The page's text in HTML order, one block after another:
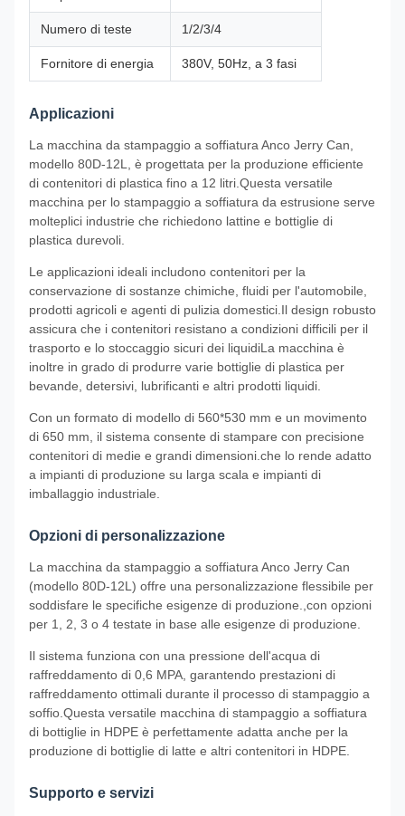
Numero di teste 1/2/3/4
Fornitore di energia 380V, 50Hz, a 3 fasi
Applicazioni
La macchina da stampaggio a soffiatura Anco Jerry Can,
modello 80D-12L, è progettata per la produzione efficiente
di contenitori di plastica fino a 12 litri.Questa versatile
macchina per lo stampaggio a soffiatura da estrusione serve
molteplici industrie che richiedono lattine e bottiglie di
plastica durevoli.
Le applicazioni ideali includono contenitori per la
conservazione di sostanze chimiche, fluidi per l'automobile,
prodotti agricoli e agenti di pulizia domestici.Il design robusto
assicura che i contenitori resistano a condizioni difficili per il
trasporto e lo stoccaggio sicuri dei liquidiLa macchina è
inoltre in grado di produrre varie bottiglie di plastica per
bevande, detersivi, lubrificanti e altri prodotti liquidi.
Con un formato di modello di 560*530 mm e un movimento
di 650 mm, il sistema consente di stampare con precisione
contenitori di medie e grandi dimensioni.che lo rende adatto
a impianti di produzione su larga scala e impianti di
imballaggio industriale.
Opzioni di personalizzazione
La macchina da stampaggio a soffiatura Anco Jerry Can
(modello 80D-12L) offre una personalizzazione flessibile per
soddisfare le specifiche esigenze di produzione.,con opzioni
per 1, 2, 3 o 4 testate in base alle esigenze di produzione.
Il sistema funziona con una pressione dell'acqua di
raffreddamento di 0,6 MPA, garantendo prestazioni di
raffreddamento ottimali durante il processo di stampaggio a
soffio.Questa versatile macchina di stampaggio a soffiatura
di bottiglie in HDPE è perfettamente adatta anche per la
produzione di bottiglie di latte e altri contenitori in HDPE.
Supporto e servizi